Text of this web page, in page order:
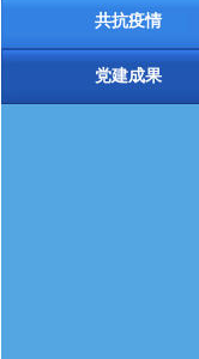
共抗疫情
党建成果